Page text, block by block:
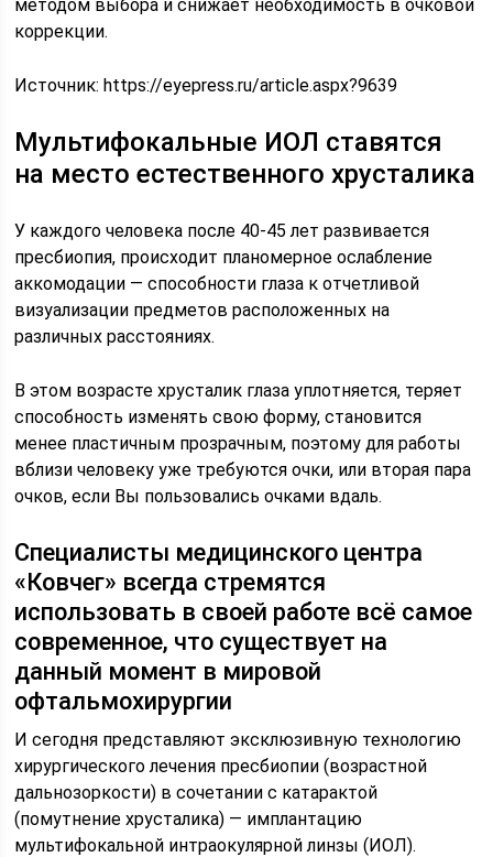
методом выбора и снижает необходимость в очковой
коррекции.
Источник:https://eyepress.ru/article.aspx?9639
Мультифокальные ИОЛ ставятся
на место естественного хрусталика
У каждого человека после 40-45 лет развивается
пресбиопия, происходит планомерное ослабление
аккомодации — способности глаза к отчетливой
визуализации предметов расположенных на
различных расстояниях.
В этом возрасте хрусталик глаза уплотняется, теряет
способность изменять свою форму, становится
менее пластичным прозрачным, поэтому для работы
вблизи человеку уже требуются очки, или вторая пара
очков, если Вы пользовались очками вдаль.
Специалисты медицинского центра
«Ковчег» всегда стремятся
использовать в своей работе всё самое
современное, что существует на
данный момент в мировой
офтальмохирургии
И сегодня представляют эксклюзивную технологию
хирургического лечения пресбиопии (возрастной
дальнозоркости) в сочетании с катарактой
(помутнение хрусталика) — имплантацию
мультифокальной интраокулярной линзы (ИОЛ).